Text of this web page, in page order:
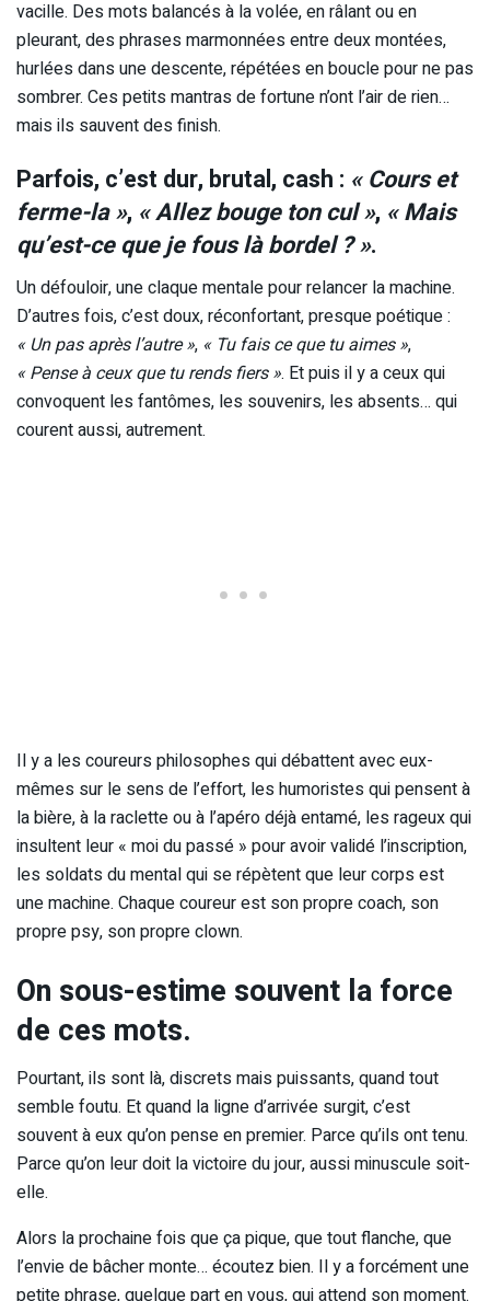
vacille. Des mots balancés à la volée, en râlant ou en
pleurant, des phrases marmonnées entre deux montées,
hurlées dans une descente, répétées en boucle pour ne pas
sombrer. Ces petits mantras de fortune n’ont l’air de rien…
mais ils sauvent des finish.
Parfois, c’est dur, brutal, cash : « Cours et
ferme-la », « Allez bouge ton cul », « Mais
qu’est-ce que je fous là bordel ? ».
Un défouloir, une claque mentale pour relancer la machine.
D’autres fois, c’est doux, réconfortant, presque poétique :
« Un pas après l’autre », « Tu fais ce que tu aimes »,
« Pense à ceux que tu rends fiers ». Et puis il y a ceux qui
convoquent les fantômes, les souvenirs, les absents… qui
courent aussi, autrement.
Il y a les coureurs philosophes qui débattent avec eux-
mêmes sur le sens de l’effort, les humoristes qui pensent à
la bière, à la raclette ou à l’apéro déjà entamé, les rageux qui
insultent leur « moi du passé » pour avoir validé l’inscription,
les soldats du mental qui se répètent que leur corps est
une machine. Chaque coureur est son propre coach, son
propre psy, son propre clown.
On sous-estime souvent la force
de ces mots.
Pourtant, ils sont là, discrets mais puissants, quand tout
semble foutu. Et quand la ligne d’arrivée surgit, c’est
souvent à eux qu’on pense en premier. Parce qu’ils ont tenu.
Parce qu’on leur doit la victoire du jour, aussi minuscule soit-
elle.
Alors la prochaine fois que ça pique, que tout flanche, que
l’envie de bâcher monte… écoutez bien. Il y a forcément une